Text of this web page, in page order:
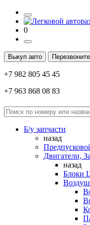
0
Выкуп авто
+7 982 805 45 45
+7 963 868 08 83
Б/у запчасти
назад
Двигатели,
назад
Блоки